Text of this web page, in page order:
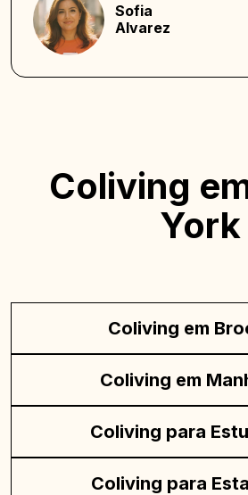
Sofia
Alvarez
Coliving
York
Coliving em
Coliving em
Coliving para
Coliving para